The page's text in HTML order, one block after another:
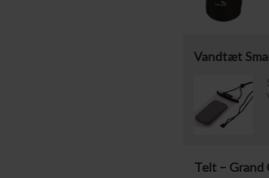
Vandtæt
Telt – Grand